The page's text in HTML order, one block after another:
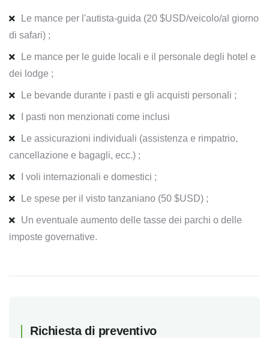
Le mance per l'autista-guida (20 $USD/veicolo/al giorno
di safari) ;
Le mance per le guide locali e il personale degli hotel e
dei lodge ;
Le bevande durante i pasti e gli acquisti personali ;
I pasti non menzionati come inclusi
Le assicurazioni individuali (assistenza e rimpatrio,
cancellazione e bagagli, ecc.) ;
I voli internazionali e domestici ;
Le spese per il visto tanzaniano (50 $USD) ;
Un eventuale aumento delle tasse dei parchi o delle
imposte governative.
Richiesta di preventivo